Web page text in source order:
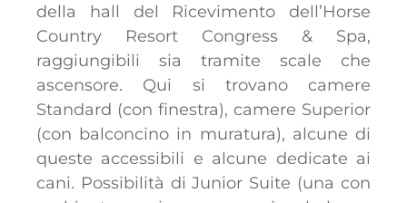
della hall del Ricevimento dell’Horse
Country Resort Congress & Spa,
raggiungibili sia tramite scale che
ascensore. Qui si trovano camere
Standard (con finestra), camere Superior
(con balconcino in muratura), alcune di
queste accessibili e alcune dedicate ai
cani. Possibilità di Junior Suite (una con